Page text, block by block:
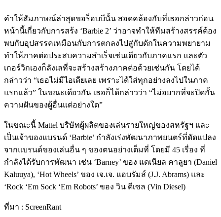
คำให้สัมภาษณ์ล่าสุดขอร็อบบีนั้น สอดคล้องกับที่เธอกล่าวก่อน
หน้านี้เกี่ยวกับการสร้ง ‘Barbie 2’ ว่าอาจทำให้ทีมสร้างสรรค์ต้อง
พบกับอุปสรรคเหมือนกับการตกลงไปสู่กับดักในความพยายาม
ทำให้ภาคต่อประสบความสำเร็จเช่นเดียวกับภาคแรก และตัว
เกอร์วิกเองก็ลังเลที่จะสร้างสร้างภาคต่อด้วยเช่นกัน โดยได้
กล่าวว่า “เธอไม่มีไอเดียเลย เพราะได้ใส่ทุกอย่างลงไปในภาค
แรกแล้ว” ในขณะเดียวกัน เธอก็ได้กล่าวว่า “ไม่อยากที่จะปิดกั้น
ความฝันของผู้อื่นแต่อย่างใด”
ในขณะนี้ Mattel บริษัทผู้ผลิตของเล่นรายใหญ่ของสหรัฐฯ และ
เป็นเจ้าของแบรนด์ ‘Barbie’ กำลังเร่งพัฒนาภาพยนตร์ที่ดัดแปลง
จากแบรนด์ของเล่นอื่น ๆ ของตนอย่างเต็มที่ โดยมี 45 เรื่อง ที่
กำลังได้รับการพัฒนา เช่น ‘Barney’ ของ แดเนียล คาลูยา (Daniel
Kaluuya), ‘Hot Wheels’ ของ เจ.เจ. แอบรัมส์ (J.J. Abrams) และ
‘Rock ‘Em Sock ‘Em Robots’ ของ วิน ดีเซล (Vin Diesel)
ที่มา : ScreenRant